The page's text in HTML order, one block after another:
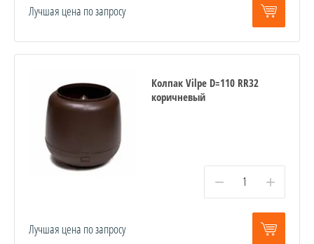
Лучшая цена по запросу
Колпак Vilpe D=110 RR32
коричневый
− +
Лучшая цена по запросу